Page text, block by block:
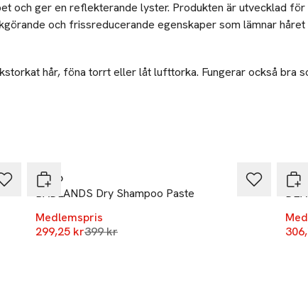
och ger en reflekterande lyster. Produkten är utvecklad för
och frissreducerande egenskaper som lämnar håret
hår, föna torrt eller låt lufttorka. Fungerar också bra
R+Co
BADLANDS Dry Shampoo Paste
Medlemspris
299,25 krLägsta pris 30 dagar
399 kr